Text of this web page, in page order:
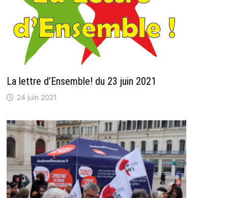
La lettre d’Ensemble! du 23 juin 2021
24 juin 2021